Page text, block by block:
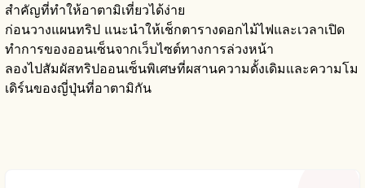
สำคัญที่ทำให้อาตามิเที่ยวได้ง่าย
ก่อนวางแผนทริป แนะนำให้เช็กตารางดอกไม้ไฟและเวลาเปิด
ทำการของออนเซ็นจากเว็บไซต์ทางการล่วงหน้า
ลองไปสัมผัสทริปออนเซ็นพิเศษที่ผสานความดั้งเดิมและความโม
เดิร์นของญี่ปุ่นที่อาตามิกัน